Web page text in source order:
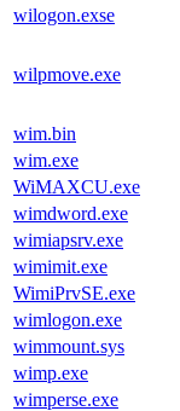
wilogon.exse
wilpmove.exe
wim.bin
wim.exe
WiMAXCU.exe
wimdword.exe
wimiapsrv.exe
wimimit.exe
WimiPrvSE.exe
wimlogon.exe
wimmount.sys
wimp.exe
wimperse.exe